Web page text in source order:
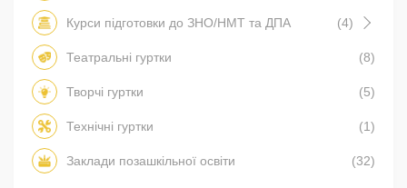
Курси підготовки до ЗНО/НМТ та ДПА (4)
Театральні гуртки (8)
Творчі гуртки (5)
Технічні гуртки (1)
Заклади позашкільної освіти (32)